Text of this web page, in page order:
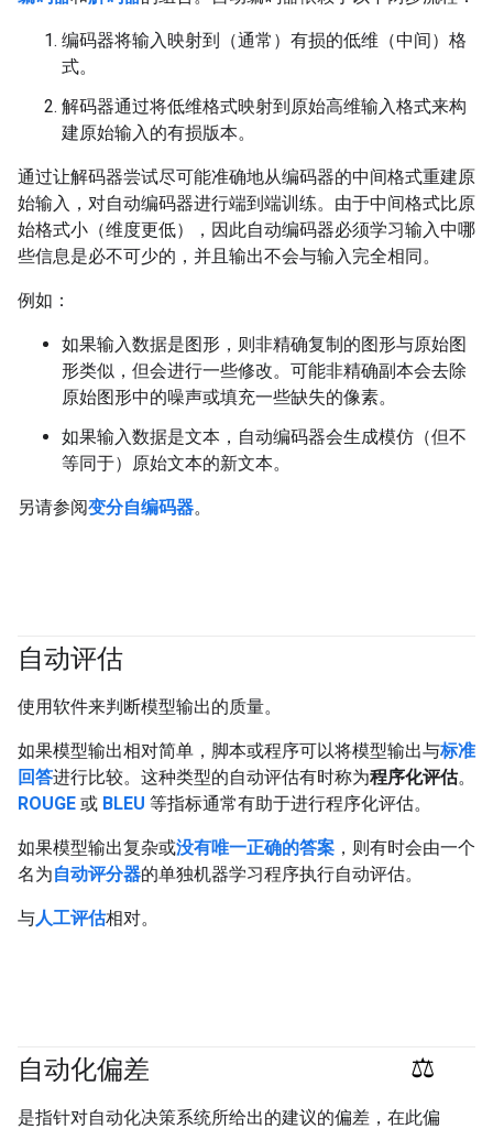
编码器将输入映射到（通常）有损的低维（中间）格
式。
解码器通过将低维格式映射到原始高维输入格式来构
建原始输入的有损版本。
通过让解码器尝试尽可能准确地从编码器的中间格式重建原
始输入，对自动编码器进行端到端训练。由于中间格式比原
始格式小（维度更低），因此自动编码器必须学习输入中哪
些信息是必不可少的，并且输出不会与输入完全相同。
例如：
如果输入数据是图形，则非精确复制的图形与原始图
形类似，但会进行一些修改。可能非精确副本会去除
原始图形中的噪声或填充一些缺失的像素。
如果输入数据是文本，自动编码器会生成模仿（但不
等同于）原始文本的新文本。
另请参阅变分自编码器。
自动评估
使用软件来判断模型输出的质量。
如果模型输出相对简单，脚本或程序可以将模型输出与标准
回答进行比较。这种类型的自动评估有时称为程序化评估。
ROUGE 或 BLEU 等指标通常有助于进行程序化评估。
如果模型输出复杂或没有唯一正确的答案 ，则有时会由一个
名为自动评分器的单独机器学习程序执行自动评估。
与人工评估相对。
自动化偏差
是指针对自动化决策系统所给出的建议的偏差，在此偏